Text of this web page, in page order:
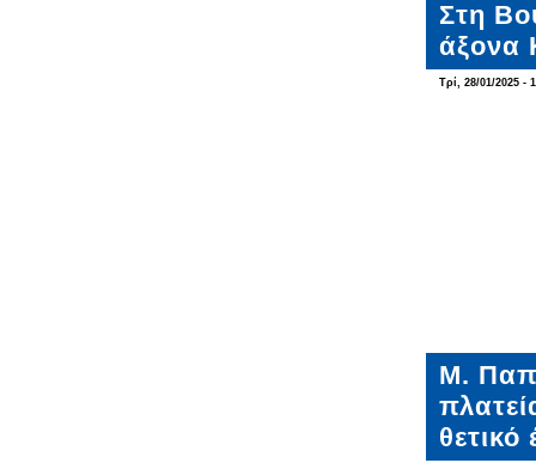
Στη
άξονα
Τρί, 28/01/2025 -
Μ.